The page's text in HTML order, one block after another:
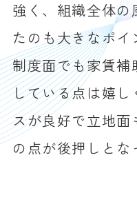
強く、組織全体
たのも大きなポイ
制度面でも家賃
している点は嬉し
スが良好で立地面
の点が後押しとな